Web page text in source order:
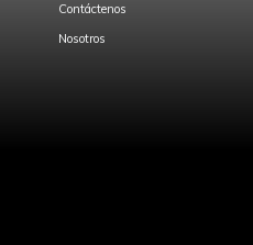
Contáctenos
Nosotros